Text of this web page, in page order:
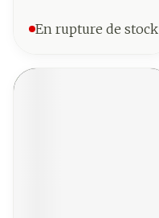
En rupture de stock